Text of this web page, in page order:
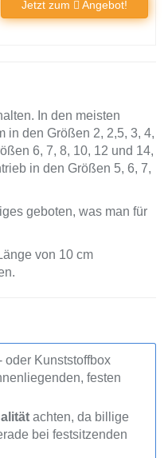
Jetzt zum Angebot!
In den meisten
in den Größen 2, 2,5, 3, 4,
6, 7, 8, 10, 12 und 14,
in den Größen 5, 6, 7,
geboten, was man für
von 10 cm
oder Kunststoffbox
festen
achten, da billige
bei festsitzenden